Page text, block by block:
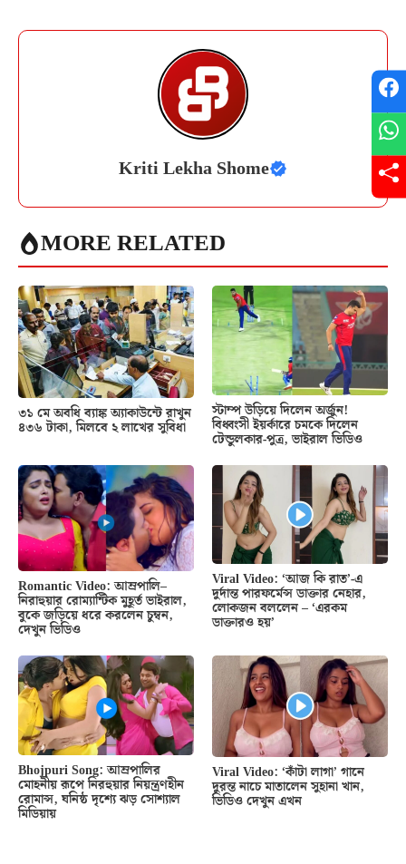
Kriti Lekha Shome
MORE RELATED
৩১ মে অবধি ব্যাঙ্ক অ্যাকাউন্টে রাখুন
৪৩৬ টাকা, মিলবে ২ লাখের সুবিধা
স্টাম্প উড়িয়ে দিলেন অর্জুন!
বিধ্বংসী ইয়র্কারে চমকে দিলেন
টেন্ডুলকার-পুত্র, ভাইরাল ভিডিও
Romantic Video: আম্রপালি–
নিরাহুয়ার রোম্যান্টিক মুহূর্ত ভাইরাল,
বুকে জড়িয়ে ধরে করলেন চুম্বন,
দেখুন ভিডিও
Viral Video: ‘আজ কি রাত’-এ
দুর্দান্ত পারফর্মেন্স ডাক্তার নেহার,
লোকজন বললেন – ‘এরকম
ডাক্তারও হয়’
Bhojpuri Song: আম্রপালির
মোহনীয় রূপে নিরহুয়ার নিয়ন্ত্রণহীন
রোমান্স, ঘনিষ্ঠ দৃশ্যে ঝড় সোশ্যাল
মিডিয়ায়
Viral Video: ‘কাঁটা লাগা’ গানে
দুরন্ত নাচে মাতালেন সুহানা খান,
ভিডিও দেখুন এখন